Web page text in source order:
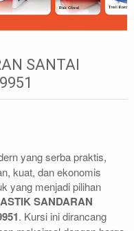
ATARI FLORIDA 9951
SANTAI
yang serba praktis,
kuat, dan ekonomis
yang menjadi pilihan
SANDARAN
. Kursi ini dirancang